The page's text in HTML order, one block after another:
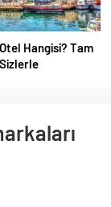
Hangisi? Tam